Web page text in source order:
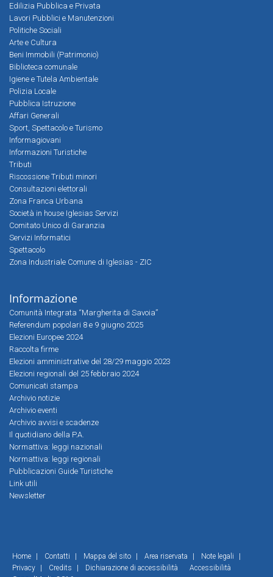
Edilizia Pubblica e Privata
Lavori Pubblici e Manutenzioni
Politiche Sociali
Arte e Cultura
Beni Immobili (Patrimonio)
Biblioteca comunale
Igiene e Tutela Ambientale
Polizia Locale
Pubblica Istruzione
Affari Generali
Sport, Spettacolo e Turismo
Informagiovani
Informazioni Turistiche
Tributi
Riscossione Tributi minori
Consultazioni elettorali
Zona Franca Urbana
Società in house Iglesias Servizi
Comitato Unico di Garanzia
Servizi Informatici
Spettacolo
Zona Industriale Comune di Iglesias - ZIC
Informazione
Comunità Integrata “Margherita di Savoia”
Referendum popolari 8 e 9 giugno 2025
Elezioni Europee 2024
Raccolta firme
Elezioni amministrative del 28/29 maggio 2023
Elezioni regionali del 25 febbraio 2024
Comunicati stampa
Archivio notizie
Archivio eventi
Archivio avvisi e scadenze
Il quotidiano della P.A.
Normattiva: leggi nazionali
Normattiva: leggi regionali
Pubblicazioni Guide Turistiche
Link utili
Newsletter
Home Contatti Mappa del sito Area riservata Note legali
Privacy
Credits Dichiarazione di accessibilità
Accessibilità